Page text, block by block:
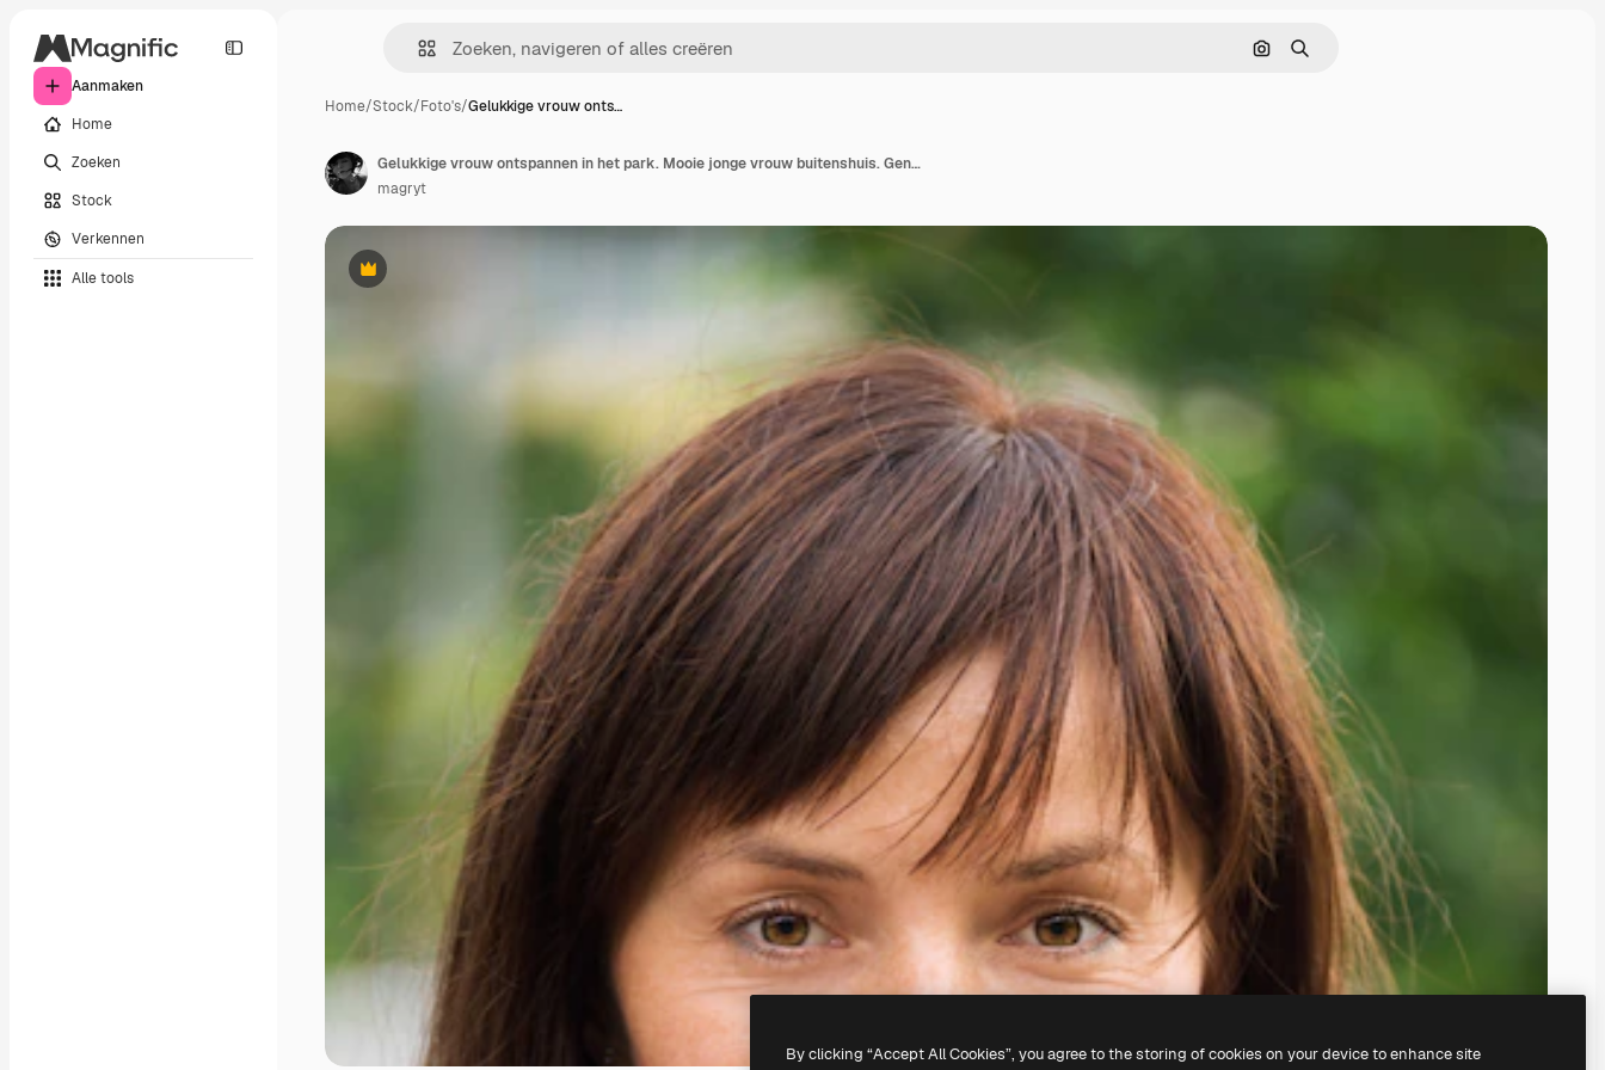
Aanmaken
Home
Zoeken
Stock
Verkennen
Alle tools
Zoeken op afbeelding
Zoeken
Home/Stock/Foto's/Gelukkige vrouw onts…
Premium
Gelukkige vrouw ontspannen in het park. Mooie jonge vrouw buitenshuis. Geniet van de natuur. Gezond glimlachend meisje op groene grasachtergrond.
magryt
By clicking “Accept All Cookies”, you agree to the storing of cookies on your device to enhance site